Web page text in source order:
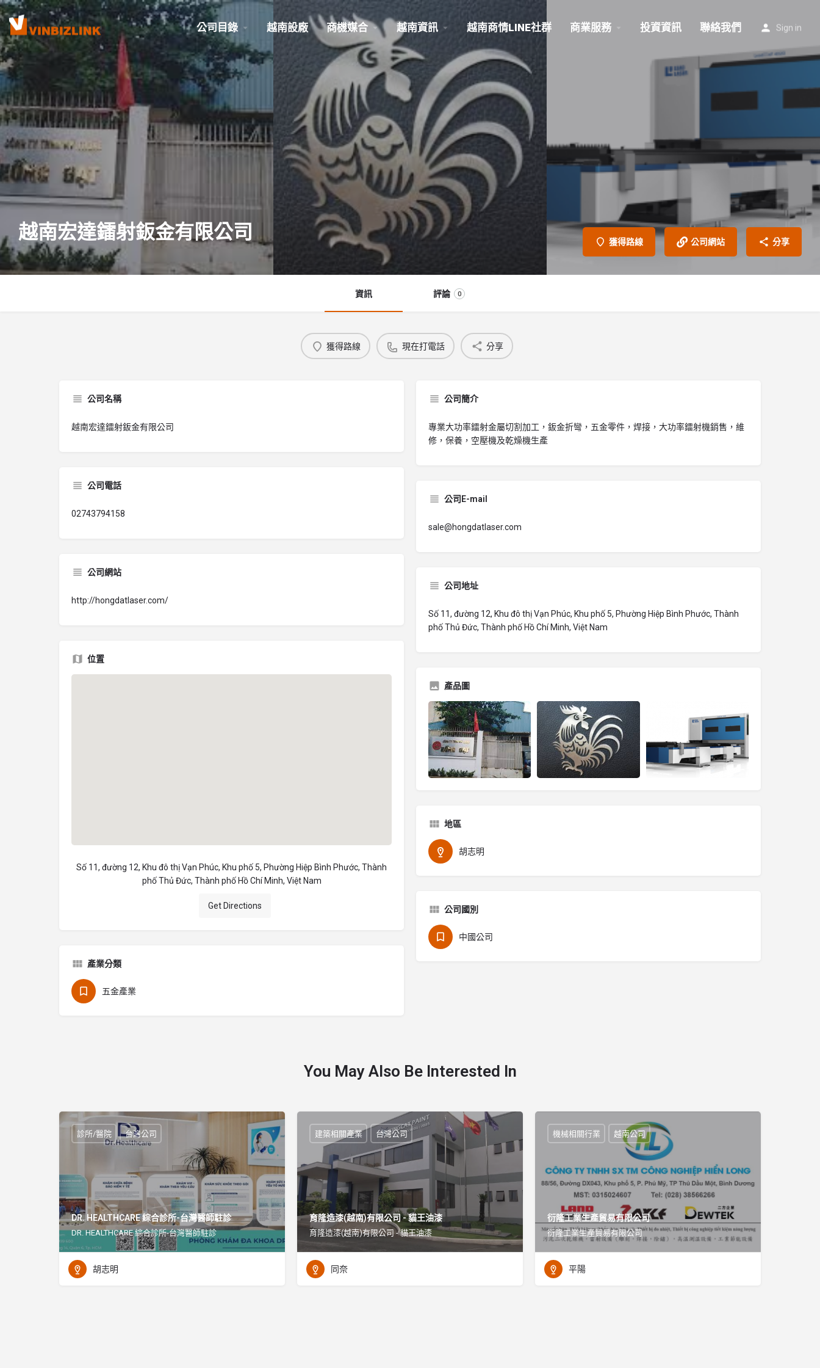
公司目錄 越南設廠 商機媒合 越南資訊 越南商情LINE社群 商業服務 投資資訊 聯絡我們 Sign in
越南宏達鐳射鈑金有限公司 獲得路線 公司網站 分享
資訊 評論 0
獲得路線 現在打電話 分享
公司名稱
越南宏達鐳射鈑金有限公司
公司簡介
專業大功率鐳射金屬切割加工，鈑金折彎，五金零件，焊接，大功率鐳射機銷售，維
修，保養，空壓機及乾燥機生產
公司電話
02743794158
公司E-mail
sale@hongdatlaser.com
公司網站
http://hongdatlaser.com/
公司地址
Số 11, đường 12, Khu đô thị Vạn Phúc, Khu phố 5, Phường Hiệp Bình Phước, Thành
phố Thủ Đức, Thành phố Hồ Chí Minh, Việt Nam
位置
Số 11, đường 12, Khu đô thị Vạn Phúc, Khu phố 5, Phường Hiệp Bình Phước, Thành
phố Thủ Đức, Thành phố Hồ Chí Minh, Việt Nam
Get Directions
產品圖
地區
胡志明
公司國別
中國公司
產業分類
五金產業
You May Also Be Interested In
DR. HEALTHCARE 綜合診所-台灣醫師駐診
DR. HEALTHCARE 綜合診所-台灣醫師駐診
診所/醫院 台灣公司
胡志明
育隆造漆(越南)有限公司 - 貓王油漆
育隆造漆(越南)有限公司 - 貓王油漆
建築相關產業 台灣公司
同奈
衍隆工業生產貿易有限公司
衍隆工業生產貿易有限公司
機械相關行業 越南公司
平陽